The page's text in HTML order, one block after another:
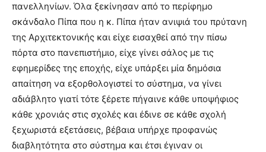
πανελληνίων. Όλα ξεκίνησαν από το περίφημο
σκάνδαλο Πίπα που η κ. Πίπα ήταν ανιψιά του πρύτανη
της Αρχιτεκτονικής και είχε εισαχθεί από την πίσω
πόρτα στο πανεπιστήμιο, είχε γίνει σάλος με τις
εφημερίδες της εποχής, είχε υπάρξει μία δημόσια
απαίτηση να εξορθολογιστεί το σύστημα, να γίνει
αδιάβλητο γιατί τότε ξέρετε πήγαινε κάθε υποψήφιος
κάθε χρονιάς στις σχολές και έδινε σε κάθε σχολή
ξεχωριστά εξετάσεις, βέβαια υπήρχε προφανώς
διαβλητότητα στο σύστημα και έτσι έγιναν οι